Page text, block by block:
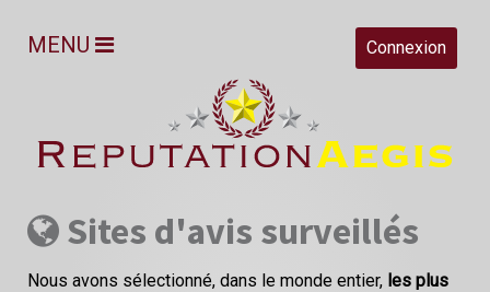
Connexion
MENU
Sites d'avis surveillés
Nous avons sélectionné, dans le monde entier, les plus